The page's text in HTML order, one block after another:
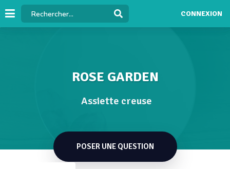
CONNEXION
ROSE GARDEN
Assiette creuse
POSER UNE QUESTION